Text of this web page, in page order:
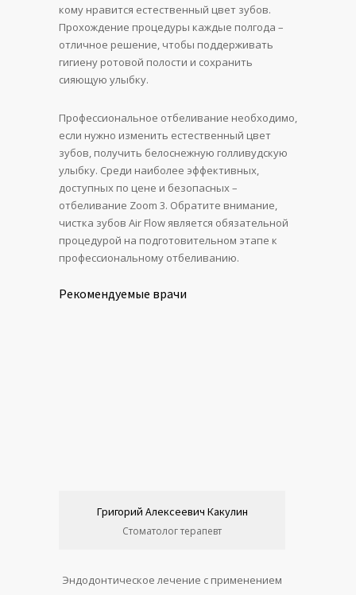
кому нравится естественный цвет зубов.
Прохождение процедуры каждые полгода –
отличное решение, чтобы поддерживать
гигиену ротовой полости и сохранить
сияющую улыбку.
Профессиональное отбеливание необходимо,
если нужно изменить естественный цвет
зубов, получить белоснежную голливудскую
улыбку. Среди наиболее эффективных,
доступных по цене и безопасных –
отбеливание Zoom 3. Обратите внимание,
чистка зубов Air Flow является обязательной
процедурой на подготовительном этапе к
профессиональному отбеливанию.
Рекомендуемые врачи
Григорий Алексеевич Какулин
Стоматолог терапевт
Эндодонтическое лечение с применением